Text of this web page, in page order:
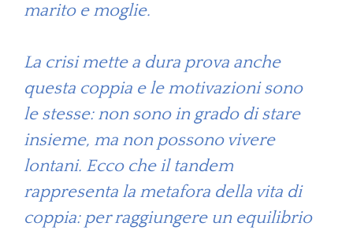
marito e moglie.
La crisi mette a dura prova anche
questa coppia e le motivazioni sono
le stesse: non sono in grado di stare
insieme, ma non possono vivere
lontani. Ecco che il tandem
rappresenta la metafora della vita di
coppia: per raggiungere un equilibrio